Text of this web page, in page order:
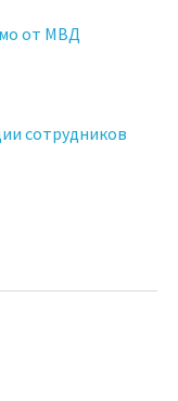
от МВД
сотрудников